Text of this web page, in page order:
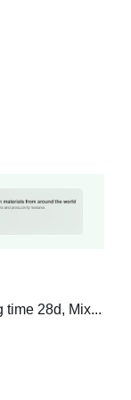
time 28d, Mix...